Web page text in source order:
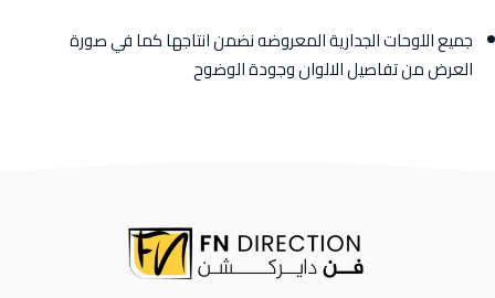
جميع اللوحات الجدارية المعروضه نضمن انتاجها كما في صورة
العرض من تفاصيل الالوان وجودة الوضوح